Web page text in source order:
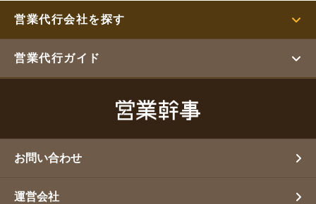
営業代行会社を探す
営業代行ガイド
お問い合わせ
運営会社